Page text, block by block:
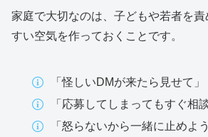
家庭で大切なのは、子どもや若者を
すい空気を作っておくことです。
「怪しいDMが来たら見せて」
「応募してしまってもすぐ相
「怒らないから一緒に止めよう